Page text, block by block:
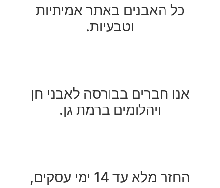
כל האבנים באתר אמיתיות
וטבעיות.
אנו חברים בבורסה לאבני חן
ויהלומים ברמת גן.
החזר מלא עד 14 ימי עסקים,